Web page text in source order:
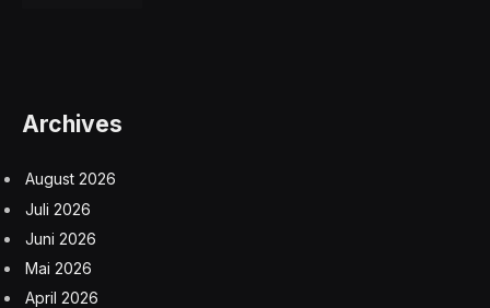
Archives
August 2026
Juli 2026
Juni 2026
Mai 2026
April 2026